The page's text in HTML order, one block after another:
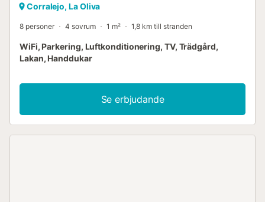
Corralejo, La Oliva
8 personer 4 sovrum 1 m² 1,8 km till stranden
WiFi, Parkering, Luftkonditionering, TV, Trädgård,
Lakan, Handdukar
Se erbjudande